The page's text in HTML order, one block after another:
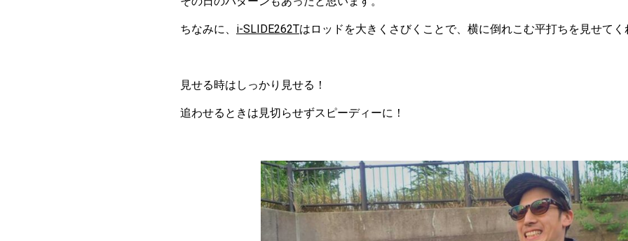
ちなみに、 i-SLIDE262Tはロッドを大きくさびくことで、横に倒れこむ平打ちを見せてく
見せる時はしっかり見せる！
追わせるときは見切らせずスピーディーに！